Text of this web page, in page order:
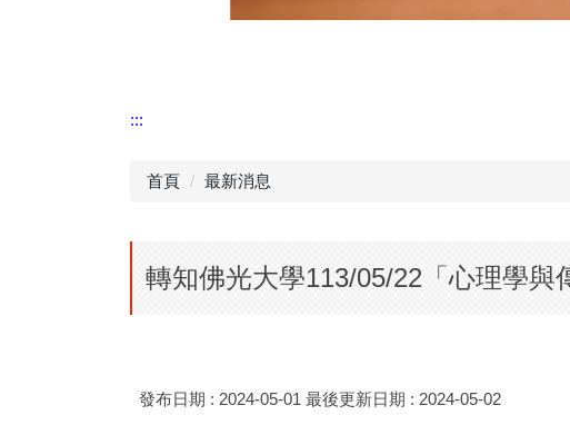
:::
首頁 最新消息
轉知佛光大學113/05/22「心理學與
發布日期 : 2024-05-01 最後更新日期 : 2024-05-02